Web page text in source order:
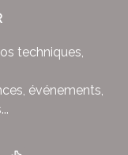
techniques,
événements,